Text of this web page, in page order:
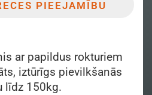
PIEEJAMĪBU
ar papildus rokturiem
iztūrīgs pievilkšanās
līdz 150kg.